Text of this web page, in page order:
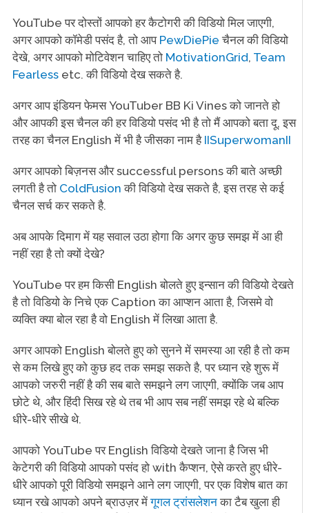
YouTube पर दोस्तों आपको हर कैटोगरी की विडियो मिल जाएगी,
अगर आपको कॉमेडी पसंद है, तो आप PewDiePie चैनल की विडियो
देखे, अगर आपको मोटिवेशन चाहिए तो MotivationGrid, Team
Fearlessetc. की विडियो देख सकते है.
अगर आप इंडियन फेमस YouTuber BB Ki Vines को जानते हो
और आपकी इस चैनल की हर विडियो पसंद भी है तो मैं आपको बता दू, इस
तरह का चैनल English में भी है जीसका नाम है IISuperwomanII
अगर आपको बिज़नस और successful persons की बाते अच्छी
लगती है तो ColdFusion की विडियो देख सकते है, इस तरह से कई
चैनल सर्च कर सकते है.
अब आपके दिमाग में यह सवाल उठा होगा कि अगर कुछ समझ में आ ही
नहीं रहा है तो क्यों देखे?
YouTube पर हम किसी English बोलते हुए इन्सान की विडियो देखते
है तो विडियो के निचे एक Caption का आप्शन आता है, जिसमे वो
व्यक्ति क्या बोल रहा है वो English में लिखा आता है.
अगर आपको English बोलते हुए को सुनने में समस्या आ रही है तो कम
से कम लिखे हुए को कुछ हद तक समझ सकते है, पर ध्यान रहे शुरू में
आपको जरुरी नहीं है की सब बाते समझने लग जाएगी, क्योंकि जब आप
छोटे थे, और हिंदी सिख रहे थे तब भी आप सब नहीं समझ रहे थे बल्कि
धीरे-धीरे सीखे थे.
आपको YouTube पर English विडियो देखते जाना है जिस भी
केटेगरी की विडियो आपको पसंद हो with कैप्शन, ऐसे करते हुए धीरे-
धीरे आपको पूरी विडियो समझने आने लग जाएगी, पर एक विशेष बात का
ध्यान रखे आपको अपने ब्राउज़र मेंगूगल ट्रांसलेशनका टैब खुला ही